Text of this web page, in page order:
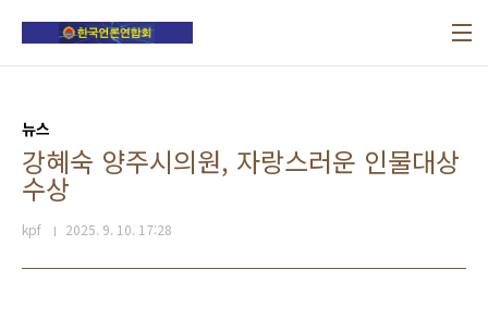
뉴스
강혜숙 양주시의원, 자랑스러운 인물대상
수상
kpf 2025. 9. 10. 17:28